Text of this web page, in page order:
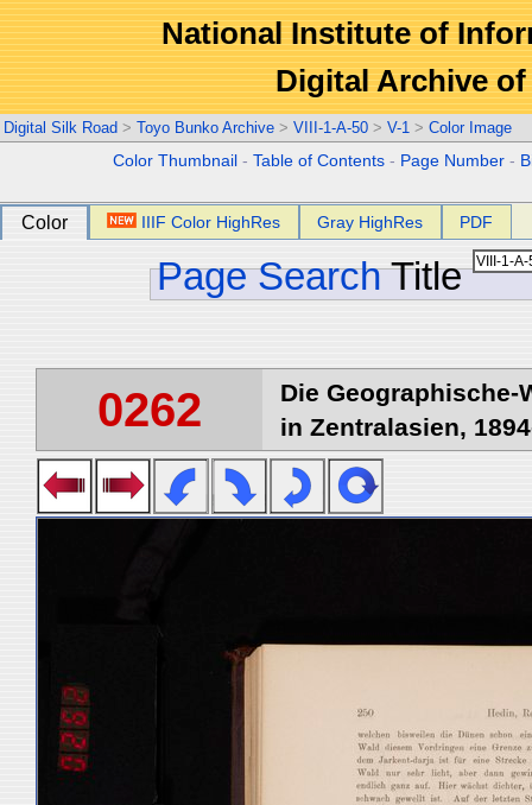
National Institute of
Digital Archive
Digital Silk Road > Toyo Bunko Archive > VIII-1-A-50 > V-1 > Color Image
Color Thumbnail -Table of Contents - Page Number -
Color IIIF Color HighRes Gray HighRes PDF
Page Search Title
0262
Die
in Zentralasien,